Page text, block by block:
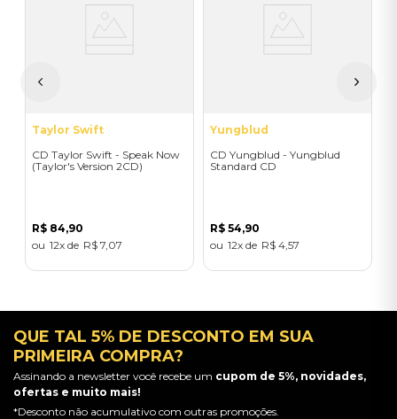
Taylor Swift
CD Taylor Swift - Speak Now
(Taylor's Version 2CD)
R$ 84,90
12
R$ 7 07
Yungblud
CD Yungblud - Yungblud
Standard CD
R$ 54,90
12
R$ 4 57
QUE TAL 5% DE DESCONTO EM SUA
PRIMEIRA COMPRA?
Assinando a newsletter você recebe um cupom de 5%, novidades,
ofertas e muito mais!
*Desconto não acumulativo com outras promoções.